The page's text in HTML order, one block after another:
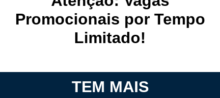
Promocionais por Tempo
Limitado!
TEM MAIS